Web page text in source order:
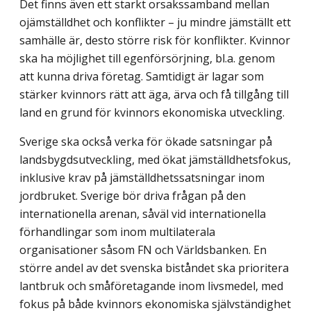
Det finns även ett starkt orsakssamband mellan
ojämställdhet och konflikter – ju mindre jämställt ett
samhälle är, desto större risk för konflikter. Kvinnor
ska ha möjlighet till egenförsörjning, bl.a. genom
att kunna driva företag. Samtidigt är lagar som
stärker kvinnors rätt att äga, ärva och få tillgång till
land en grund för kvinnors ekonomiska utveckling.
Sverige ska också verka för ökade satsningar på
landsbygdsutveckling, med ökat jämställdhetsfokus,
inklusive krav på jämställdhetssatsningar inom
jordbruket. Sverige bör driva frågan på den
internationella arenan, såväl vid internationella
förhandlingar som inom multilaterala
organisationer såsom FN och Världsbanken. En
större andel av det svenska biståndet ska prioritera
lantbruk och småföretagande inom livsmedel, med
fokus på både kvinnors ekonomiska självständighet